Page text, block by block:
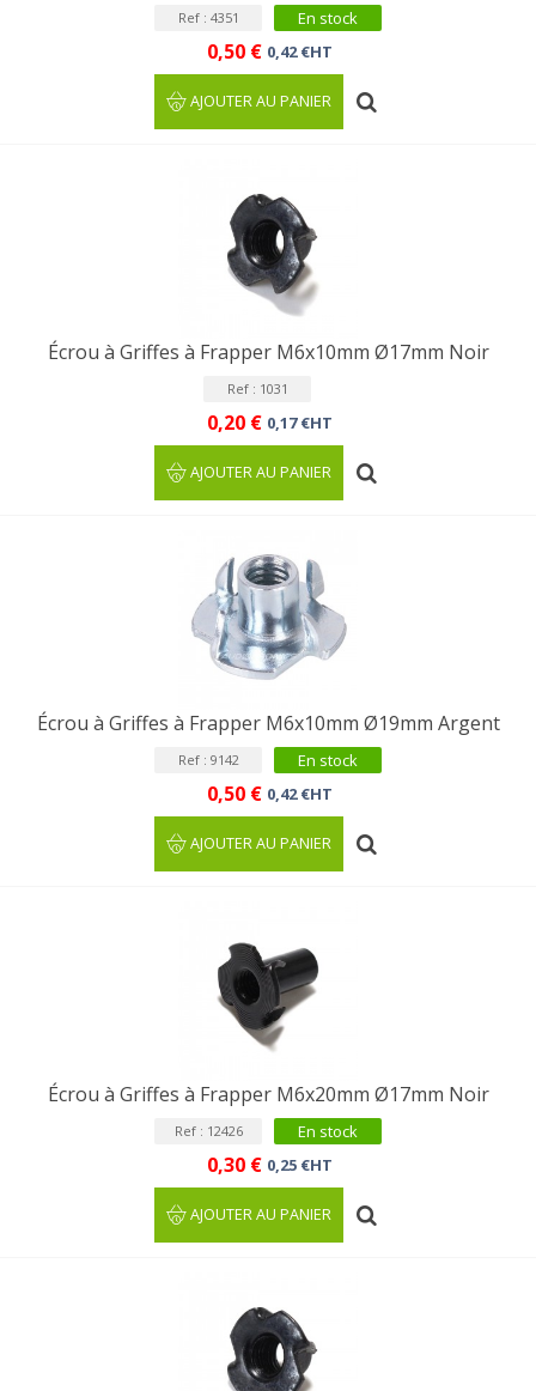
Ref : 4351 En stock
0,50 € 0,42 €HT
AJOUTER AU PANIER
Écrou à Griffes à Frapper M6x10mm Ø17mm Noir
Ref : 1031
0,20 € 0,17 €HT
AJOUTER AU PANIER
Écrou à Griffes à Frapper M6x10mm Ø19mm Argent
Ref : 9142 En stock
0,50 € 0,42 €HT
AJOUTER AU PANIER
Écrou à Griffes à Frapper M6x20mm Ø17mm Noir
Ref : 12426 En stock
0,30 € 0,25 €HT
AJOUTER AU PANIER